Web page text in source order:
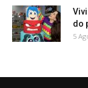
do
5